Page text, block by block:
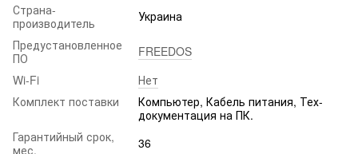
Страна-
производитель
Украина
Предустановленное
ПО
FREEDOS
Wi-Fi
Нет
Комплект поставки
Компьютер, Кабель питания, Тех-
документация на ПК.
Гарантийный срок,
мес.
36